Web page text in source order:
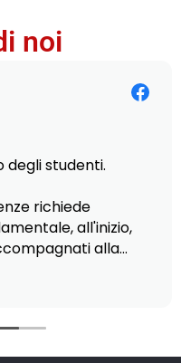
noi
degli studenti.
richiede
all'inizio,
alla
opportunità.
Armando
la
fornirmi ogni tipo di